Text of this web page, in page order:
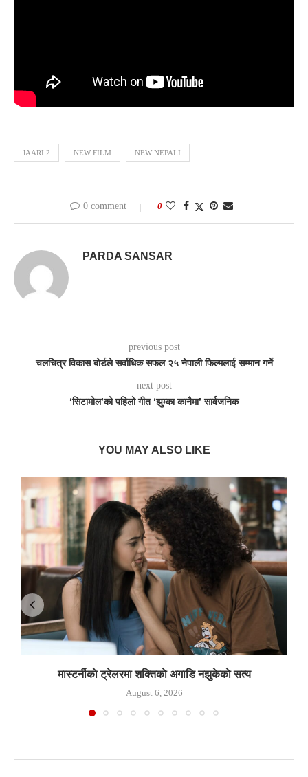
JAARI 2 NEW FILM NEW NEPALI
0 comment 0
PARDA SANSAR
previous post
चलचित्र विकास बोर्डले सर्वाधिक सफल २५ नेपाली फिल्मलाई सम्मान गर्ने
next post
‘सिटामोल’को पहिलो गीत ‘झुम्का कानैमा’ सार्वजनिक
YOU MAY ALSO LIKE
मास्टर्नीकाे ट्रेलरमा शक्तिकाे अगाडि नझुकेकाे सत्य
August 6, 2026